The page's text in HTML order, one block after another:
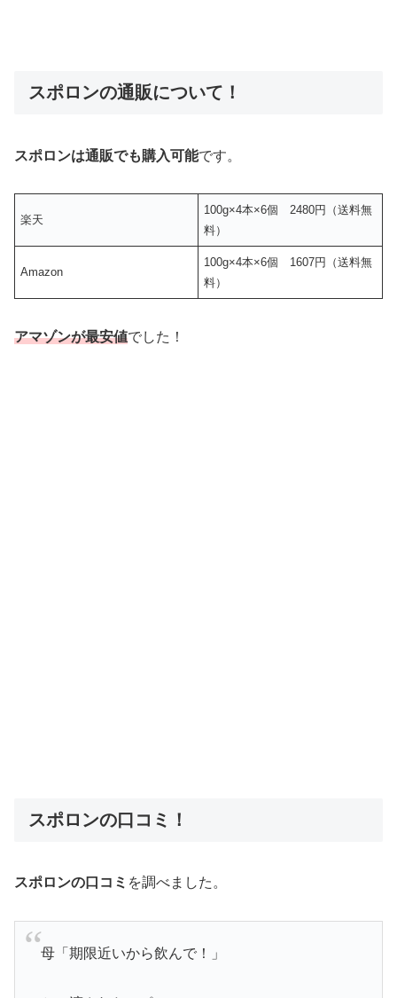
スポロンの通販について！
スポロンは通販でも購入可能です。
楽天
100g×4本×6個 2480円（送料無
料）
Amazon
100g×4本×6個 1607円（送料無
料）
アマゾンが最安値でした！
スポロンの口コミ！
スポロンの口コミ を調べました。
母「期限近いから飲んで！」